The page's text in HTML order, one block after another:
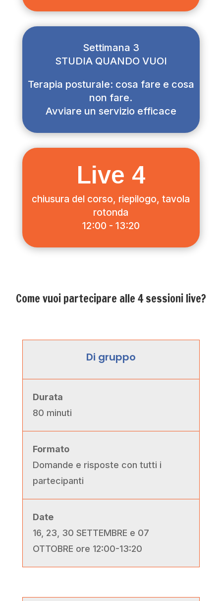
Settimana 3
STUDIA QUANDO VUOI
Terapia posturale: cosa fare e cosa
non fare.
Avviare un servizio efficace
Live 4
chiusura del corso, riepilogo, tavola
rotonda
12:00 - 13:20
Come vuoi partecipare alle 4 sessioni live?
Di gruppo
Durata
80 minuti
Formato
Domande e risposte con tutti i
partecipanti
Date
16, 23, 30 SETTEMBRE e 07
OTTOBRE ore 12:00-13:20